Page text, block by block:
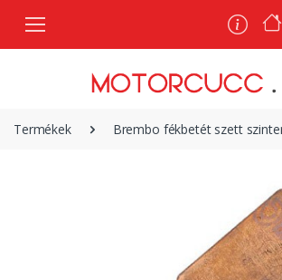
Termékek Brembo fékbetét szett